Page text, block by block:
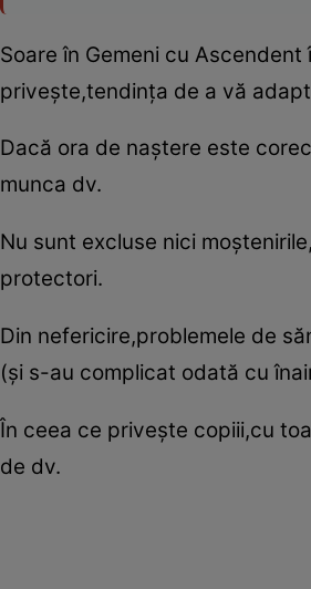
Soare în Gemeni cu
priveşte,tendinţa de a vă
Dacă ora de naştere este
munca dv.
Nu sunt excluse nici
protectori.
Din nefericire,problemele de
(şi s-au complicat odată cu
În ceea ce priveşte copiii,cu
de dv.